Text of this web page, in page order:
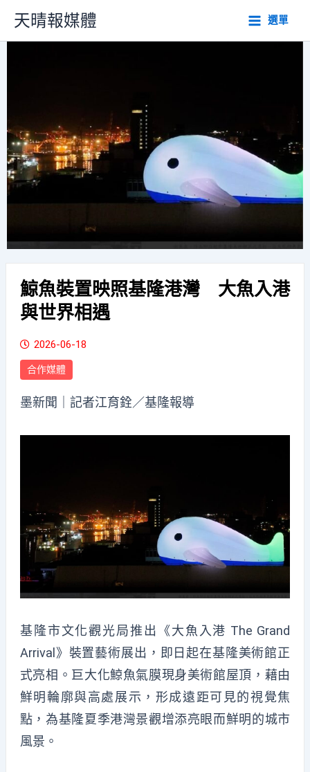
主
天晴報媒體 選單
鯨魚裝置映照基隆港灣 大魚入港
與世界相遇
2026-06-18
合作媒體
墨新聞 ｜記者江育銓／基隆報導
基隆市文化觀光局推出《大魚入港 The Grand
Arrival》裝置藝術展出，即日起在基隆美術館正
式亮相。巨大化鯨魚氣膜現身美術館屋頂，藉由
鮮明輪廓與高處展示，形成遠距可見的視覺焦
點，為基隆夏季港灣景觀增添亮眼而鮮明的城市
風景。